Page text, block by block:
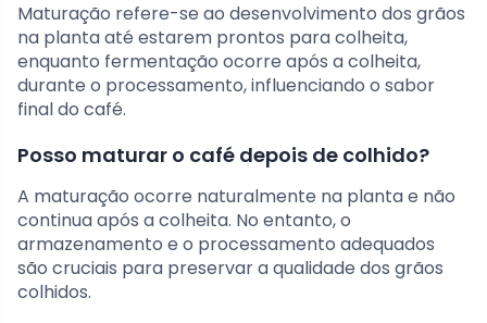
Maturação refere-se ao desenvolvimento dos grãos
na planta até estarem prontos para colheita,
enquanto fermentação ocorre após a colheita,
durante o processamento, influenciando o sabor
final do café.
Posso maturar o café depois de colhido?
A maturação ocorre naturalmente na planta e não
continua após a colheita. No entanto, o
armazenamento e o processamento adequados
são cruciais para preservar a qualidade dos grãos
colhidos.